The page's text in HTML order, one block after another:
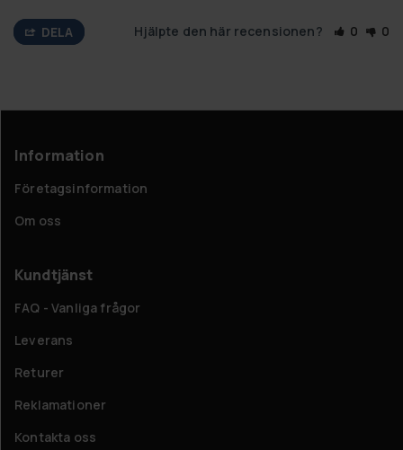
DELA Hjälpte den här recensionen? 0 0
Information
Företagsinformation
Om oss
Kundtjänst
FAQ - Vanliga frågor
Leverans
Returer
Reklamationer
Kontakta oss